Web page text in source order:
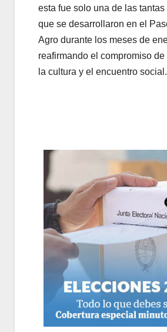
esta fue solo una de las
que se desarrollaron en el
Agro durante los meses de
reafirmando el compromiso
la cultura y el encuentro social.